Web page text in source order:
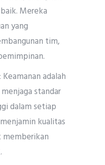
Mereka
yang
tim,
: Keamanan adalah
standar
dalam setiap
kualitas